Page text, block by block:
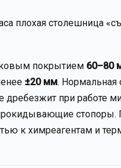
плохая столешница
покрытием 60–80
±20 мм. Нормальная
при работе
стопоры.
к химреагентам и